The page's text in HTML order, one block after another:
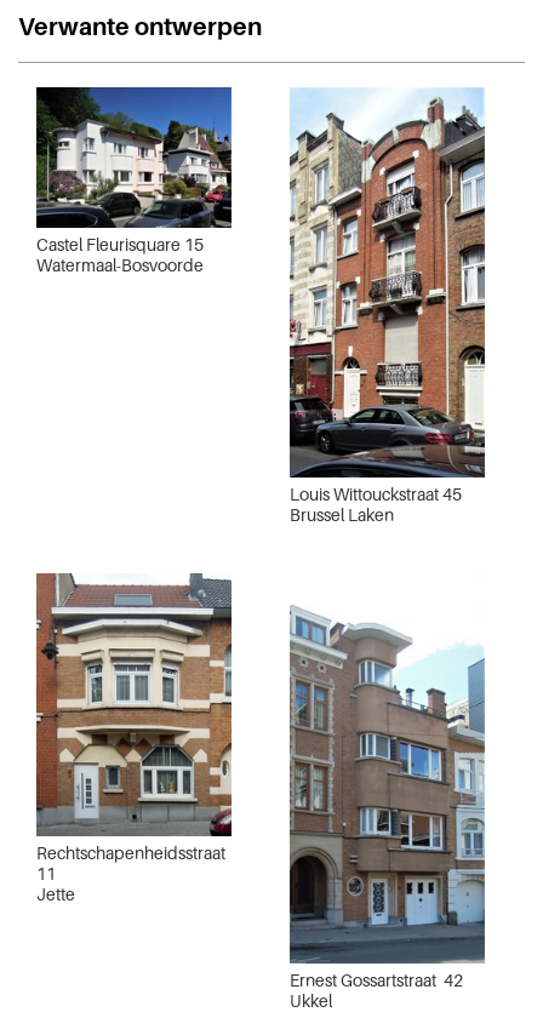
Verwante ontwerpen
Castel Fleurisquare 15
Watermaal-Bosvoorde
Louis Wittouckstraat 45
Brussel Laken
Rechtschapenheidsstraat
11
Jette
Ernest Gossartstraat 42
Ukkel